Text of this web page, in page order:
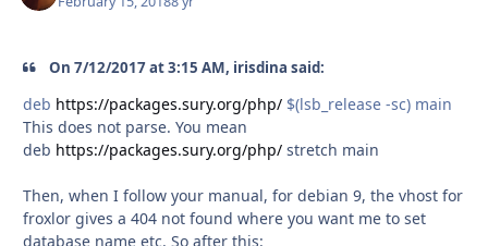
On 7/12/2017 at 3:15 AM, irisdina said:
deb https://packages.sury.org/php/ $(lsb_release -sc) main
This does not parse. You mean
deb https://packages.sury.org/php/ stretch main
Then, when I follow your manual, for debian 9, the vhost for
froxlor gives a 404 not found where you want me to set
database name etc. So after this: